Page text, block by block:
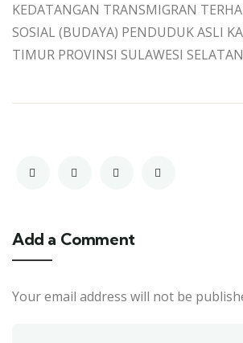
KEDATANGAN TRANSMIGRAN
SOSIAL (BUDAYA) PENDUDUK ASLI
TIMUR PROVINSI SULAWESI SELATAN
Add a Comment
Your email address will not be